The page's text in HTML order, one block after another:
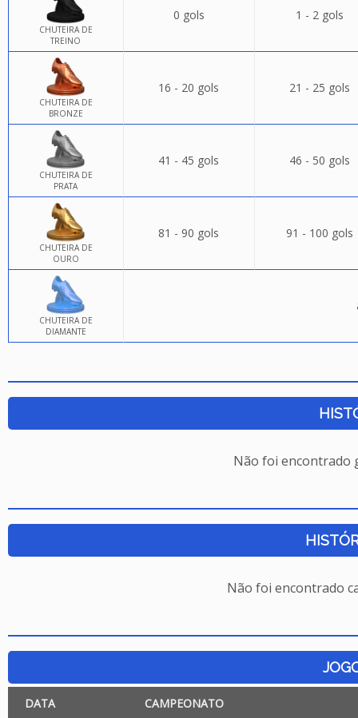
CHUTEIRA DE
TREINO
0 gols 1 - 2 gols
CHUTEIRA DE
BRONZE
16 - 20 gols 21 - 25 gols
CHUTEIRA DE
PRATA
41 - 45 gols 46 - 50 gols
CHUTEIRA DE
OURO
81 - 90 gols 91 - 100 gols
CHUTEIRA DE
DIAMANTE
Não foi encontrado
Não foi encontrado
DATA CAMPEONATO